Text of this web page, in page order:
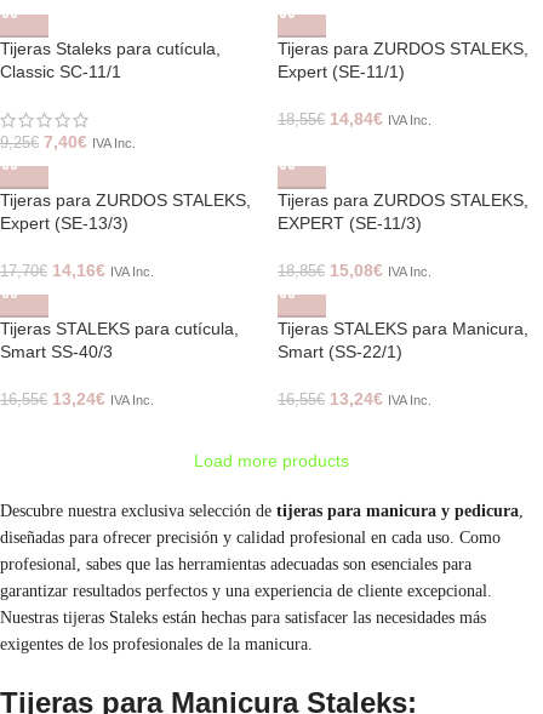
Tijeras Staleks para cutícula,
Classic SC-11/1
9,25€ 7,40€ IVA Inc.
Tijeras para ZURDOS STALEKS,
Expert (SE-11/1)
18,55€ 14,84€ IVA Inc.
Tijeras para ZURDOS STALEKS,
Expert (SE-13/3)
17,70€ 14,16€ IVA Inc.
Tijeras para ZURDOS STALEKS,
EXPERT (SE-11/3)
18,85€ 15,08€ IVA Inc.
Tijeras STALEKS para cutícula,
Smart SS-40/3
16,55€ 13,24€ IVA Inc.
Tijeras STALEKS para Manicura,
Smart (SS-22/1)
16,55€ 13,24€ IVA Inc.
Load more products
Descubre nuestra exclusiva selección de tijeras para manicura y pedicura,
diseñadas para ofrecer precisión y calidad profesional en cada uso. Como
profesional, sabes que las herramientas adecuadas son esenciales para
garantizar resultados perfectos y una experiencia de cliente excepcional.
Nuestras tijeras Staleks están hechas para satisfacer las necesidades más
exigentes de los profesionales de la manicura.
Tijeras para Manicura Staleks: